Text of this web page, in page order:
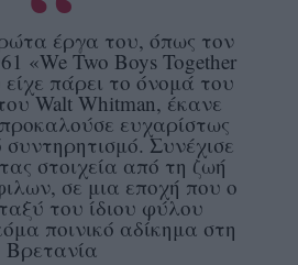
έργα του, όπως τον
«We Two Boys Together
πάρει το όνομά του
Walt Whitman, έκανε
ευχαρίστως
συντηρητισμό. Συνέχισε
στοιχεία από τη ζωή
σε μια εποχή που ο
του ίδιου φύλου
ποινικό αδίκημα στη
Βρετανία